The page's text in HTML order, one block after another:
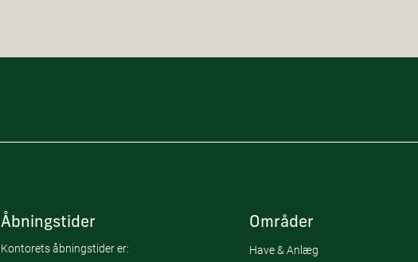
Åbningstider
Kontorets åbningstider er:
Områder
Have & Anlæg